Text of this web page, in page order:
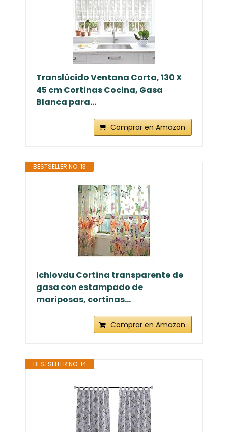
Translúcido Ventana Corta, 130 X
45 cm Cortinas Cocina, Gasa
Blanca para...
Comprar en Amazon
BESTSELLER NO. 13
Ichlovdu Cortina transparente de
gasa con estampado de
mariposas, cortinas...
Comprar en Amazon
BESTSELLER NO. 14